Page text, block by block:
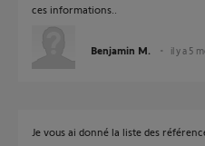
ces informations..
Benjamin M. il y a 5
Je vous ai donné la liste des